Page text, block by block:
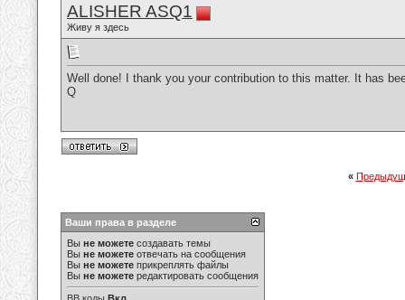
ALISHER ASQ1
Живу я здесь
Well done! I thank you your contribution to this matter. It has
Q
«
Ваши права в разделе
Вы не можете создавать темы
Вы не можете отвечать на сообщения
Вы не можете прикреплять файлы
Вы не можете редактировать сообщения